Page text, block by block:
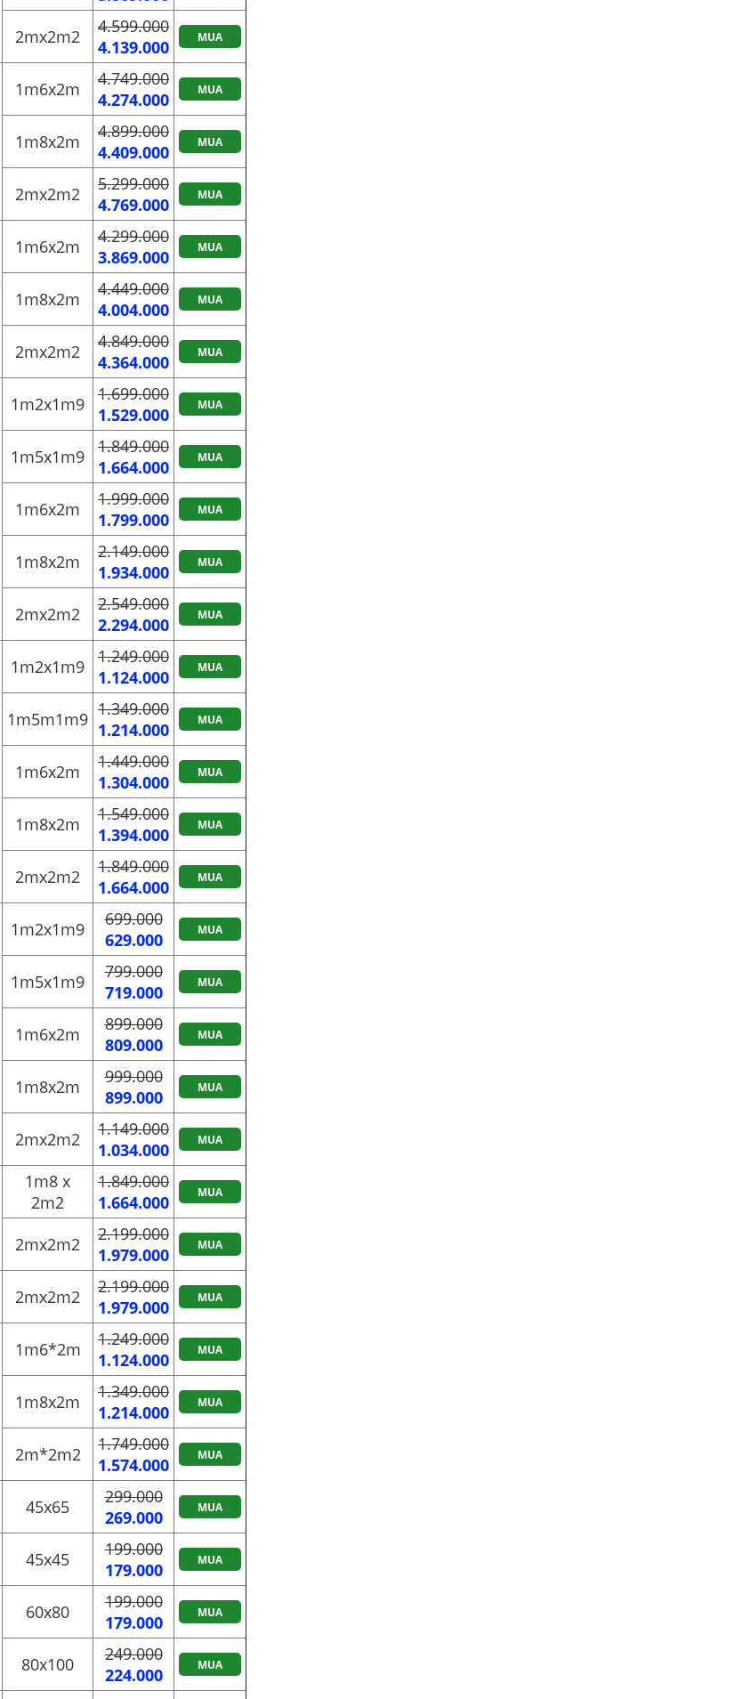
2mx2m2
4.599.000
4.139.000
MUA
1m6x2m
4.749.000
4.274.000
MUA
1m8x2m
4.899.000
4.409.000
MUA
2mx2m2
5.299.000
4.769.000
MUA
1m6x2m
4.299.000
3.869.000
MUA
1m8x2m
4.449.000
4.004.000
MUA
2mx2m2
4.849.000
4.364.000
MUA
1m2x1m9
1.699.000
1.529.000
MUA
1m5x1m9
1.849.000
1.664.000
MUA
1m6x2m
1.999.000
1.799.000
MUA
1m8x2m
2.149.000
1.934.000
MUA
2mx2m2
2.549.000
2.294.000
MUA
1m2x1m9
1.249.000
1.124.000
MUA
1m5m1m9 1.349.000
1.214.000
MUA
1m6x2m
1.449.000
1.304.000
MUA
1m8x2m
1.549.000
1.394.000
MUA
2mx2m2
1.849.000
1.664.000
MUA
1m2x1m9
699.000
629.000
MUA
1m5x1m9
799.000
719.000
MUA
1m6x2m
899.000
809.000
MUA
1m8x2m
999.000
899.000
MUA
2mx2m2
1.149.000
1.034.000
MUA
1m8 x
2m2
1.849.000
1.664.000
MUA
2mx2m2
2.199.000
1.979.000
MUA
2mx2m2
2.199.000
1.979.000
MUA
1m6*2m
1.249.000
1.124.000
MUA
1m8x2m
1.349.000
1.214.000
MUA
2m*2m2
1.749.000
1.574.000
MUA
45x65
299.000
269.000
MUA
45x45
199.000
179.000
MUA
60x80
199.000
179.000
MUA
80x100
249.000
224.000
MUA